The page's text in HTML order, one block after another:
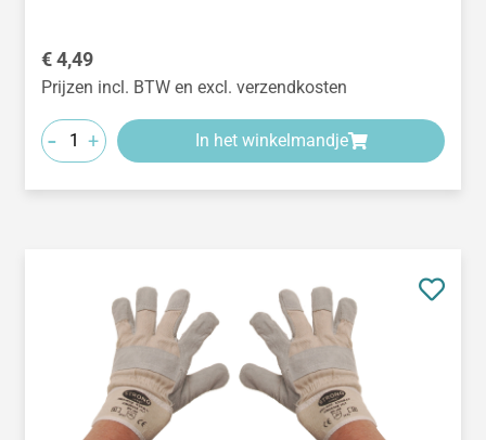
Normale prijs:
€ 4,49
Prijzen incl. BTW en excl. verzendkosten
- + In het winkelmandje